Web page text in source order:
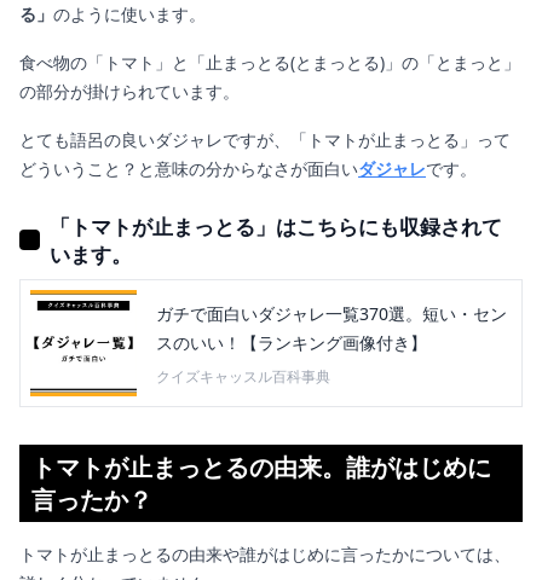
る」 のように使います。
食べ物の「トマト」と「止まっとる(とまっとる)」の「とまっと」
の部分が掛けられています。
とても語呂の良いダジャレですが、「トマトが止まっとる」って
どういうこと？と意味の分からなさが面白いダジャレです。
「トマトが止まっとる」はこちらにも収録されて
います。
ガチで面白いダジャレ一覧370選。短い・セン
スのいい！【ランキング画像付き】
クイズキャッスル百科事典
トマトが止まっとるの由来。誰がはじめに
言ったか？
トマトが止まっとるの由来や誰がはじめに言ったかについては、